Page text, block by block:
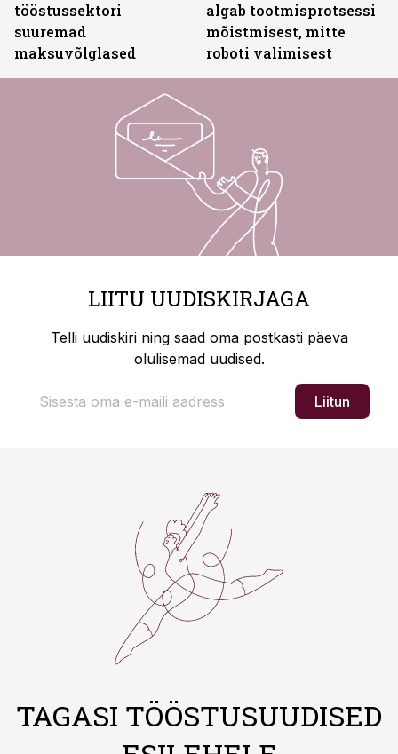
tööstussektori
suuremad
maksuvõlglased
algab tootmisprotsessi
mõistmisest, mitte
roboti valimisest
LIITU UUDISKIRJAGA
Telli uudiskiri ning saad oma postkasti päeva
olulisemad uudised.
Liitun
TAGASI TÖÖSTUSUUDISED